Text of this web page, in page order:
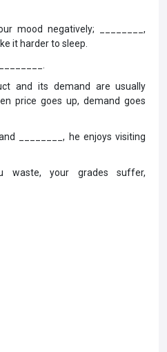
mood negatively; ________,
it harder to sleep.
and its demand are usually
price goes up, demand goes
________, he enjoys visiting
waste, your grades suffer,